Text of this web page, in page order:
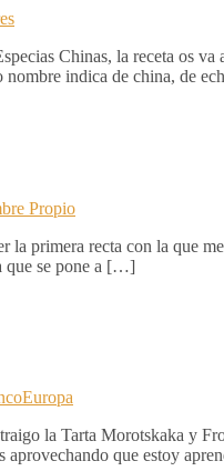
Chinas, la receta os
nombre indica de china, de
Propio
la primera recta con la que
que se pone a […]
Europa
la Tarta Morotskaka y
aprovechando que estoy